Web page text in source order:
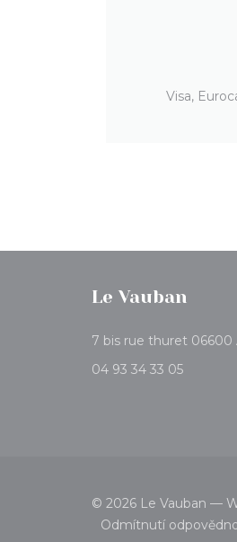
Visa,
Le Vauban
7 bis rue thuret 06600
04 93 34 33 05
© 2026 Le Vauban —
Odmítnutí